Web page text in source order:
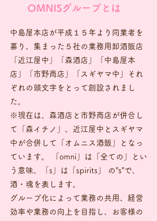
OMNISグループとは
中島屋本店が平成１５年より同業者を
募り、集まった５社の業務用卸酒販店
「近江屋中」「森酒店」「中島屋本
店」「市野商店」「スギヤマ中」それ
ぞれの頭文字をとって創設されまし
た。
※現在は、森酒店と市野商店が併合し
て「森イチノ」、近江屋中とスギヤマ
中が合併して「オムニス酒販」となっ
ています。 「omni」は「全ての」とい
う意味、「s」は「spirits」 の”s”で、
酒・魂を表します。
グループ化によって業務の共用、経営
効率や業務の向上を目指し、お客様の